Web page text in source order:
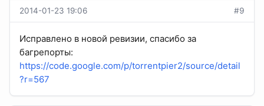
2014-01-23 19:06 #9
Исправлено в новой ревизии, спасибо за
багрепорты:
https://code.google.com/p/torrentpier2/source/detail
?r=567